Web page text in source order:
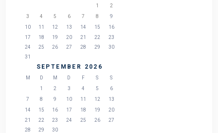
1
2
3
4 5 6 7 8
9
10
11 12 13 14 15
16
17
18 19 20 21 22
23
24
25 26 27 28 29
30
31
SEPTEMBER 2026
M D M D F S
S
1
2 3 4 5
6
7
8 9 10 11 12
13
14
15 16 17 18 19
20
21
22 23 24 25 26
27
28
29 30